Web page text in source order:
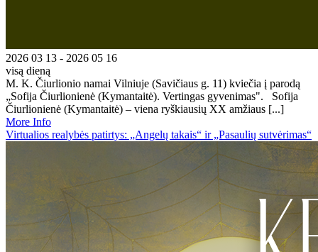
2026 03 13 - 2026 05 16
visą dieną
M. K. Čiurlionio namai Vilniuje (Savičiaus g. 11) kviečia į parodą
„Sofija Čiurlionienė (Kymantaitė). Vertingas gyvenimas". Sofija
Čiurlionienė (Kymantaitė) – viena ryškiausių XX amžiaus [...]
More Info
Virtualios realybės patirtys: „Angelų takais“ ir „Pasaulių sutvėrimas“